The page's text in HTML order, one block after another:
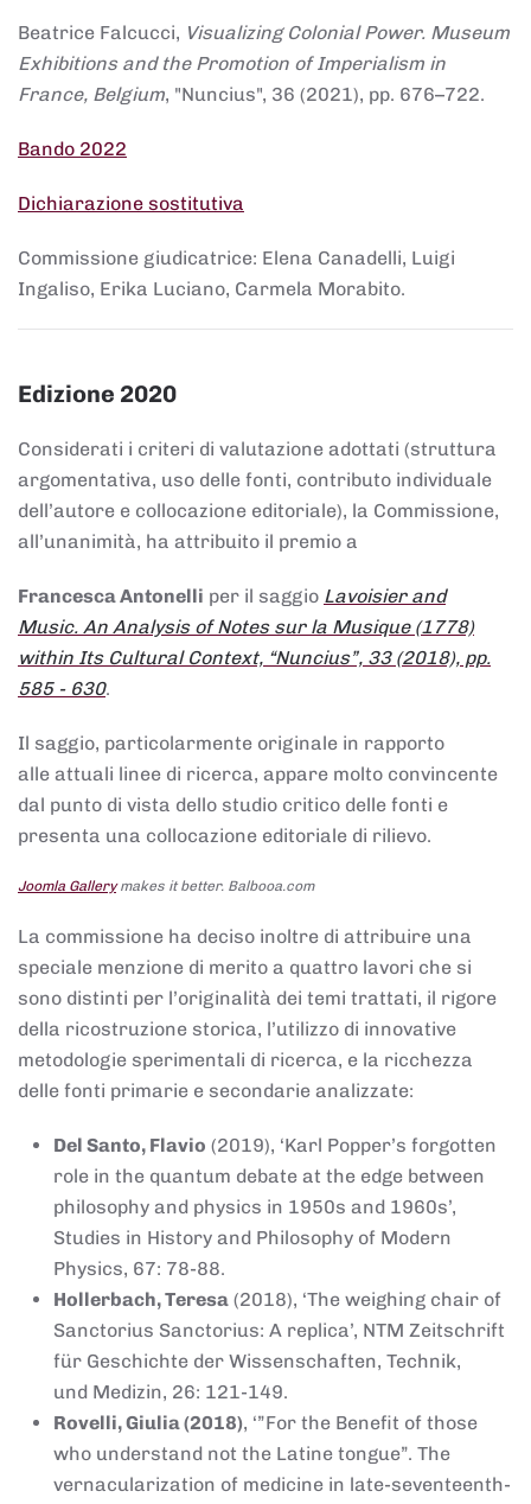
Beatrice Falcucci, Visualizing Colonial Power. Museum
Exhibitions and the Promotion of Imperialism in
France, Belgium, "Nuncius", 36 (2021), pp. 676–722.
Bando 2022
Dichiarazione sostitutiva
Commissione giudicatrice: Elena Canadelli, Luigi
Ingaliso, Erika Luciano, Carmela Morabito.
Edizione 2020
Considerati i criteri di valutazione adottati (struttura
argomentativa, uso delle fonti, contributo individuale
dell’autore e collocazione editoriale), la Commissione,
all’unanimità, ha attribuito il premio a
Francesca Antonelli per il saggio Lavoisier and
Music. An Analysis of Notes sur la Musique (1778)
within Its Cultural Context, “Nuncius”, 33 (2018), pp.
585 - 630.
Il saggio, particolarmente originale in rapporto
alle attuali linee di ricerca, appare molto convincente
dal punto di vista dello studio critico delle fonti e
presenta una collocazione editoriale di rilievo.
Joomla Gallerymakes it better. Balbooa.com
La commissione ha deciso inoltre di attribuire una
speciale menzione di merito a quattro lavori che si
sono distinti per l’originalità dei temi trattati, il rigore
della ricostruzione storica, l’utilizzo di innovative
metodologie sperimentali di ricerca, e la ricchezza
delle fonti primarie e secondarie analizzate:
Del Santo, Flavio (2019), ‘Karl Popper’s forgotten
role in the quantum debate at the edge between
philosophy and physics in 1950s and 1960s’,
Studies in History and Philosophy of Modern
Physics, 67: 78-88.
Hollerbach, Teresa (2018), ‘The weighing chair of
Sanctorius Sanctorius: A replica’, NTM Zeitschrift
für Geschichte der Wissenschaften, Technik,
und Medizin, 26: 121-149.
Rovelli, Giulia (2018), ‘”For the Benefit of those
who understand not the Latine tongue”. The
vernacularization of medicine in late-seventeenth-